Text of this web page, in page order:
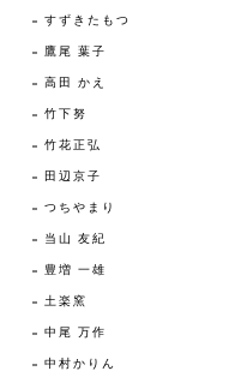
すずきたもつ
鷹尾 葉子
高田 かえ
竹下努
竹花正弘
田辺京子
つちやまり
当山 友紀
豊増 一雄
土楽窯
中尾 万作
中村かりん